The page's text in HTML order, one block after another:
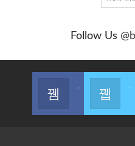
Follow Us